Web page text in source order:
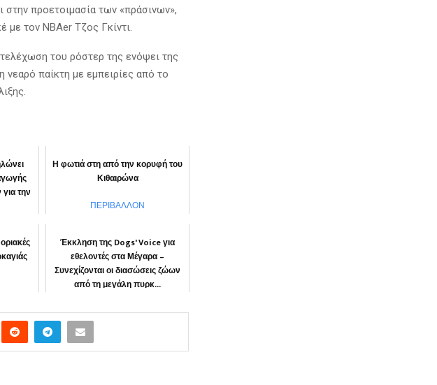
προετοιμασία των «πράσινων»,
με τον NBAer Τζος Γκίντι.
του ρόστερ της ενόψει της
νεαρό παίκτη με εμπειρίες από το
την
Η φωτιά στη από την κορυφή του
Κιθαιρώνα
ΠΕΡΙΒΑΛΛΟΝ
Έκκληση της Dogs' Voice για
εθελοντές στα Μέγαρα –
Συνεχίζονται οι διασώσεις ζώων
από τη μεγάλη πυρκ...
ΚΟΙΝΩΝΙΑ